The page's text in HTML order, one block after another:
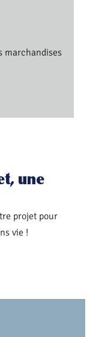
marchandises
une
projet pour
vie !